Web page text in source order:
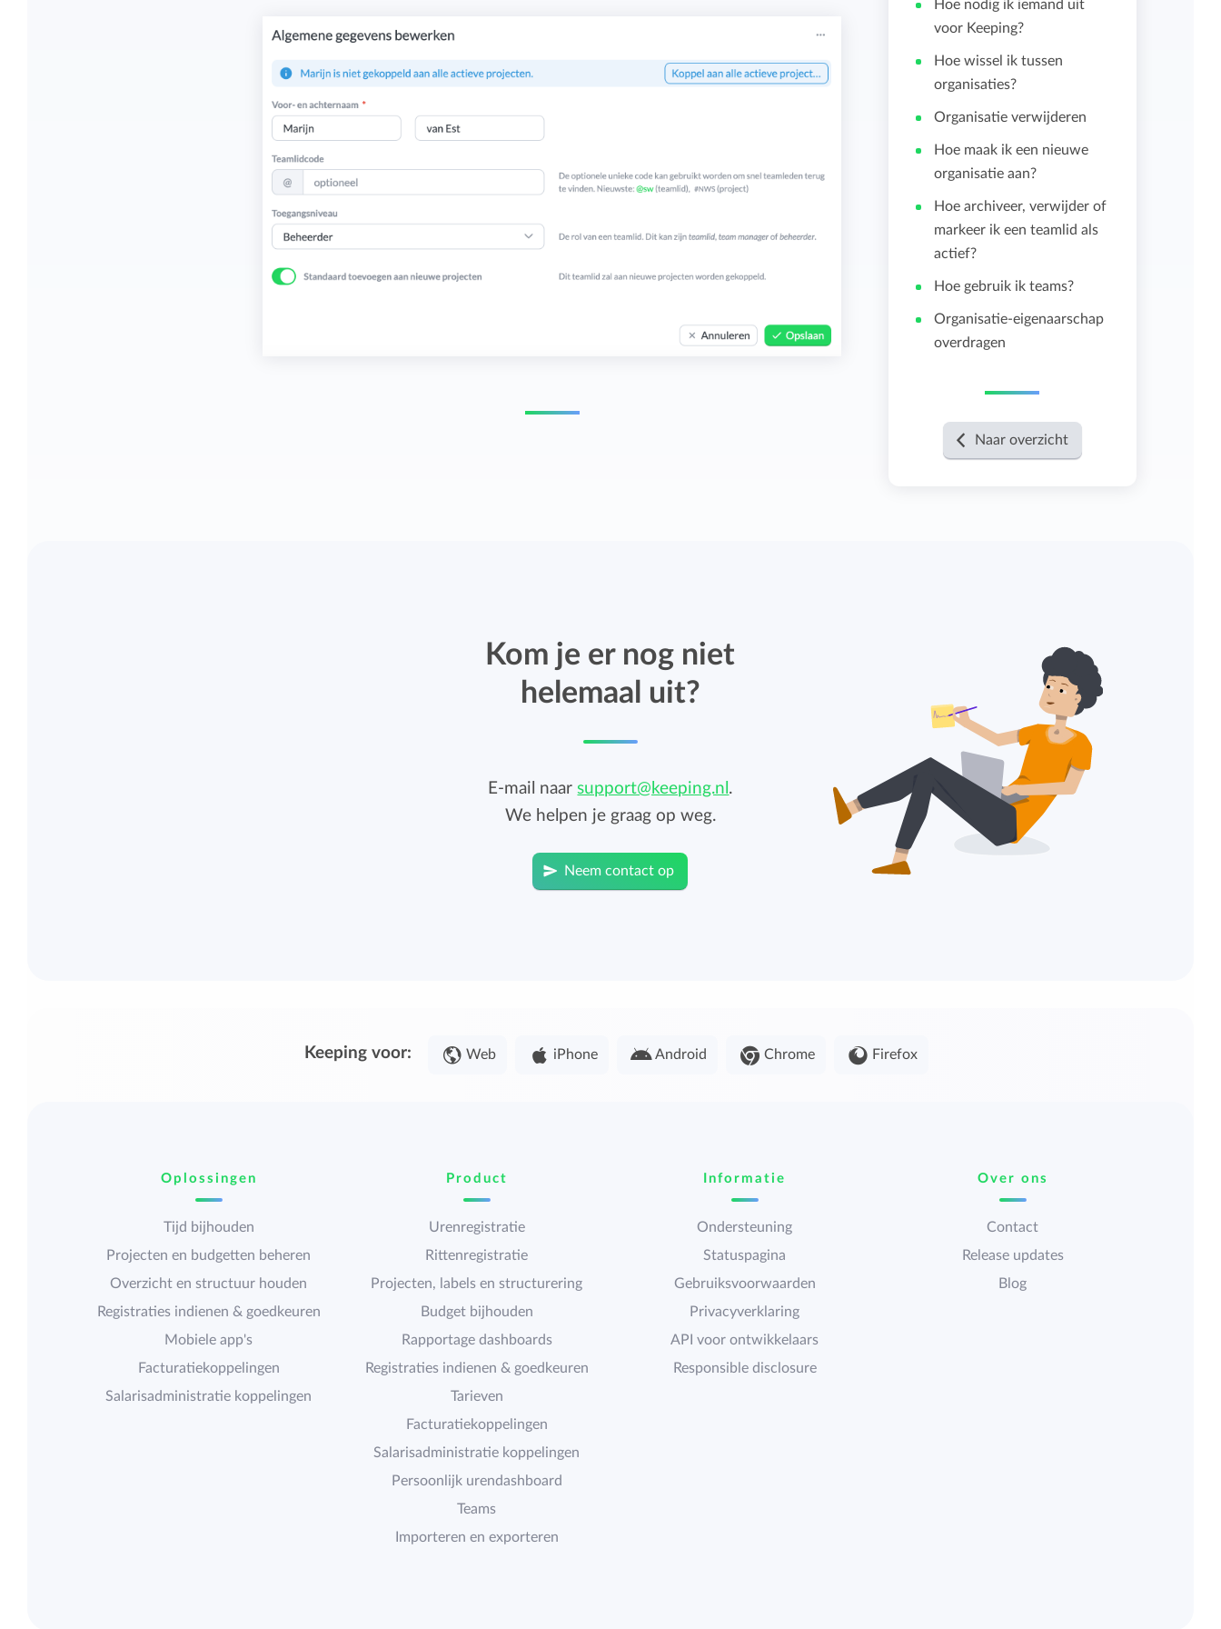
die bij jou en je organisatie past.
Bekijk alle oplossingen
Deel Keeping precies in zoals bij je past.
Eenvoudig direct inzicht in de uren van je
overzichten.
boekhoudpakketten.
Hoe nodig ik iemand uit
voor Keeping?
Hoe wissel ik tussen
organisaties?
Organisatie verwijderen
Hoe maak ik een nieuwe
organisatie aan?
Hoe archiveer, verwijder of
markeer ik een teamlid als
actief?
Hoe gebruik ik teams?
Organisatie-eigenaarschap
overdragen
Naar overzicht
Kom je er nog niet
helemaal uit?
E-mail naarsupport@keeping.nl .
We helpen je graag op weg.
Neem contact op
Keeping voor: Web iPhone Android Chrome Firefox
Oplossingen
Tijd bijhouden
Projecten en budgetten beheren
Overzicht en structuur houden
Registraties indienen & goedkeuren
Mobiele app's
Facturatiekoppelingen
Salarisadministratie koppelingen
Product
Urenregistratie
Rittenregistratie
Projecten, labels en structurering
Budget bijhouden
Rapportage dashboards
Registraties indienen & goedkeuren
Tarieven
Facturatiekoppelingen
Salarisadministratie koppelingen
Persoonlijk urendashboard
Teams
Importeren en exporteren
Informatie
Ondersteuning
Statuspagina
Gebruiksvoorwaarden
Privacyverklaring
API voor ontwikkelaars
Responsible disclosure
Over ons
Contact
Release updates
Blog